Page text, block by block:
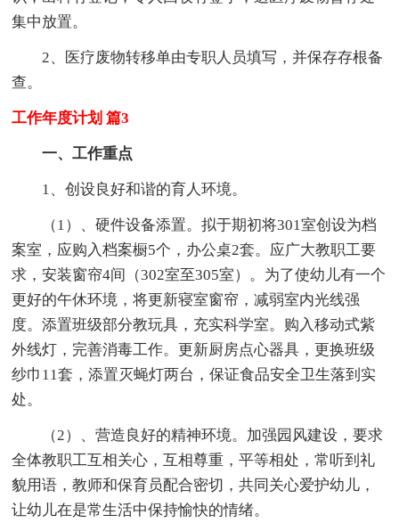
集中放置。
2、医疗废物转移单由专职人员填写，并保存存根备
查。
工作年度计划 篇3
一、工作重点
1、创设良好和谐的育人环境。
（1）、硬件设备添置。拟于期初将301室创设为档
案室，应购入档案橱5个，办公桌2套。应广大教职工要
求，安装窗帘4间（302室至305室）。为了使幼儿有一个
更好的午休环境，将更新寝室窗帘，减弱室内光线强
度。添置班级部分教玩具，充实科学室。购入移动式紫
外线灯，完善消毒工作。更新厨房点心器具，更换班级
纱巾11套，添置灭蝇灯两台，保证食品安全卫生落到实
处。
（2）、营造良好的精神环境。加强园风建设，要求
全体教职工互相关心，互相尊重，平等相处，常听到礼
貌用语，教师和保育员配合密切，共同关心爱护幼儿，
让幼儿在是常生活中保持愉快的情绪。